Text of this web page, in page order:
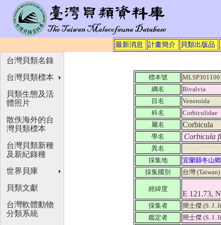
最新消息 計畫簡介 貝類出版品
標本號
綱名
Bivalvia
目名
Veneroida
科名
Corbiculidae
屬名
Corbicula
學名 Corbicula
異名
採集地
宜蘭縣冬山
採集國別
台灣
經緯度
E 121.73,
採集者
簡士傑 (S. J.
鑑定者
簡士傑 (S. J.
台灣貝類名錄
台灣貝類標本
貝類生態及活
體照片
散佚海外的台
灣貝類標本
台灣貝類新種
及新紀錄種
世界貝庫
貝類文獻
台灣軟體動物
分類系統